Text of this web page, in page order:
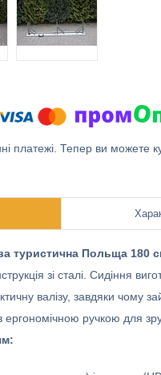
платежі. Тепер ви можете
туристична Польща 180
зі сталі. Сидіння
валізу, завдяки чому
ергономічною ручкою для